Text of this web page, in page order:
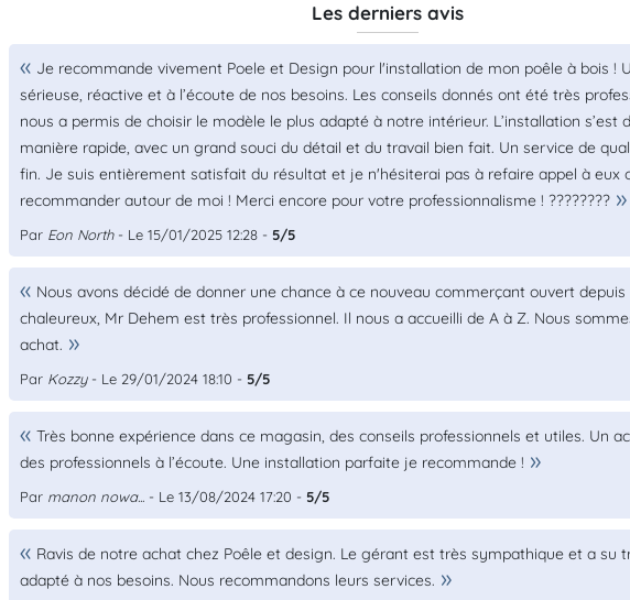
Les derniers avis
Je recommande vivement Poele et Design pour l'installation de mon poêle à bois !
sérieuse, réactive et à l’écoute de nos besoins. Les conseils donnés ont été très
nous a permis de choisir le modèle le plus adapté à notre intérieur. L’installation s’est
manière rapide, avec un grand souci du détail et du travail bien fait. Un service de
fin. Je suis entièrement satisfait du résultat et je n'hésiterai pas à refaire appel à eux
recommander autour de moi ! Merci encore pour votre professionnalisme ! ????????
Par Eon North- Le 15/01/2025 12:28 - 5/5
Nous avons décidé de donner une chance à ce nouveau commerçant ouvert depuis
chaleureux, Mr Dehem est très professionnel. Il nous a accueilli de A à Z. Nous
achat.
Par Kozzy- Le 29/01/2024 18:10 - 5/5
Très bonne expérience dans ce magasin, des conseils professionnels et utiles. Un
des professionnels à l’écoute. Une installation parfaite je recommande !
Par manon nowa... - Le 13/08/2024 17:20 - 5/5
Ravis de notre achat chez Poêle et design. Le gérant est très sympathique et a su
adapté à nos besoins. Nous recommandons leurs services.